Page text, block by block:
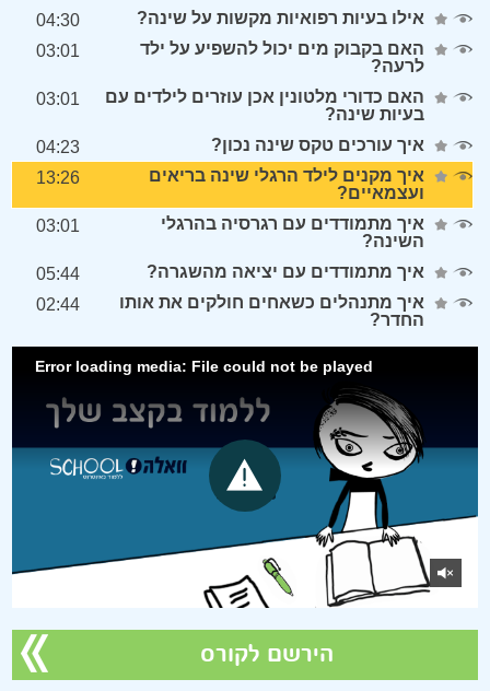
אילו בעיות רפואיות מקשות על שינה?
04:30
האם בקבוק מים יכול להשפיע על ילד
לרעה?
03:01
האם כדורי מלטונין אכן עוזרים לילדים עם
בעיות שינה?
03:01
איך עורכים טקס שינה נכון?
04:23
איך מקנים לילד הרגלי שינה בריאים
ועצמאיים?
13:26
איך מתמודדים עם רגרסיה בהרגלי
השינה?
03:01
איך מתמודדים עם יציאה מהשגרה?
05:44
איך מתנהלים כשאחים חולקים את אותו
החדר?
02:44
Error loading media: File could not be played
הירשם לקורס